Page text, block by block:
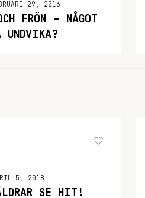
29, 2016
FRÖN – NÅGOT
UNDVIKA?
5, 2018
SE HIT!